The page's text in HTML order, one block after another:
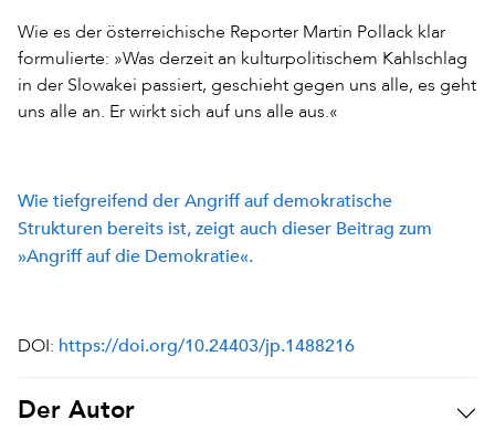
Wie es der österreichische Reporter Martin Pollack klar
formulierte: »Was derzeit an kulturpolitischem Kahlschlag
in der Slowakei passiert, geschieht gegen uns alle, es geht
uns alle an. Er wirkt sich auf uns alle aus.«
Wie tiefgreifend der Angriff auf demokratische
Strukturen bereits ist, zeigt auch dieser Beitrag zum
»Angriff auf die Demokratie«.
DOI: https://doi.org/10.24403/jp.1488216
Der Autor